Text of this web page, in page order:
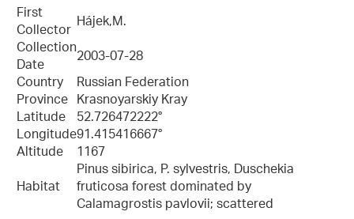
First
Collector Hájek,M.
Collection
Date
2003-07-28
Country Russian Federation
Province Krasnoyarskiy Kray
Latitude 52.726472222°
Longitude91.415416667°
Altitude 1167
Habitat
Pinus sibirica, P. sylvestris, Duschekia
fruticosa forest dominated by
Calamagrostis pavlovii; scattered